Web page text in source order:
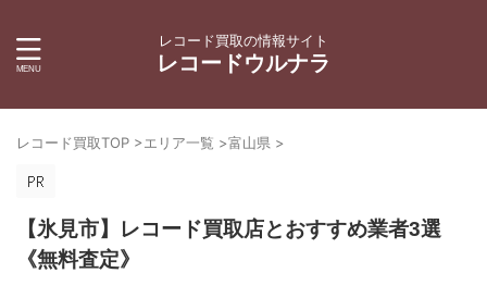
レコード買取の情報サイト
レコードウルナラ
レコード買取TOP >エリア一覧 >富山県 >
【氷見市】レコード買取店とおすすめ業者3選
《無料査定》